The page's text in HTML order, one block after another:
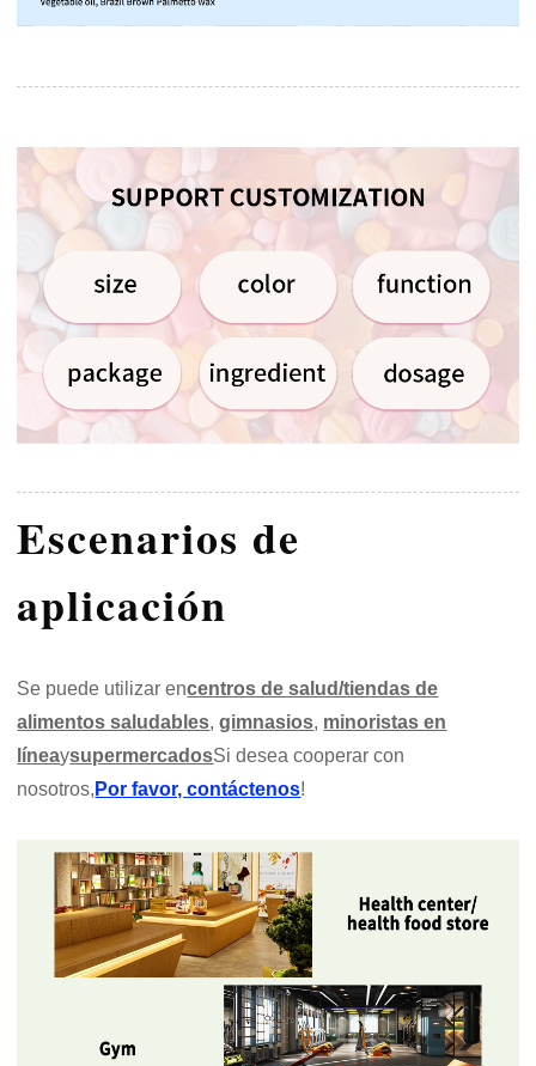
Escenarios de
aplicación
Se puede utilizar encentros de salud/tiendas de
alimentos saludables,gimnasios, minoristas en
líneaysupermercadosSi desea cooperar con
nosotros, Por favor, contáctenos!